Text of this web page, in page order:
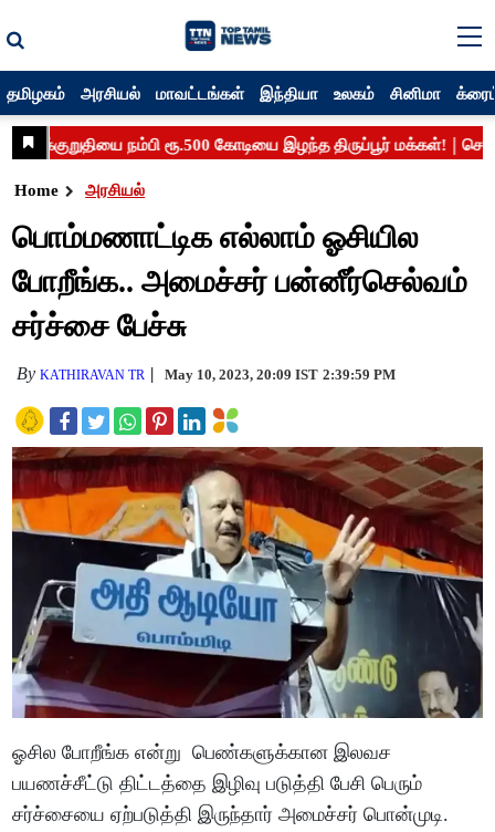
தமிழகம் அரசியல் மாவட்டங்கள் இந்தியா உலகம் சினிமா
Home அரசியல்
பொம்மணாட்டிக எல்லாம் ஓசியில
போறீங்க.. அமைச்சர் பன்னீர்செல்வம்
சர்ச்சை பேச்சு
ByKATHIRAVAN TR May 10, 2023, 20:09 IST 2:39:59 PM
ஓசில போறீங்க என்று பெண்களுக்கான இலவச
பயணச்சீட்டு திட்டத்தை இழிவு படுத்தி பேசி பெரும்
சர்ச்சையை ஏற்படுத்தி இருந்தார் அமைச்சர் பொன்முடி.